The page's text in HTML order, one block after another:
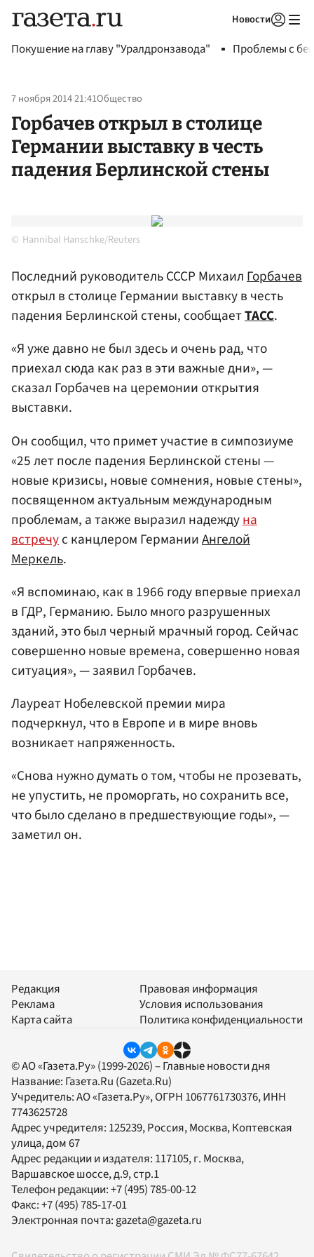
Новости
Покушение на главу "Уралдронзавода" Проблемы с
7 ноября 2014 21:41Общество
Горбачев открыл в столице
Германии выставку в честь
падения Берлинской стены
Hannibal Hanschke/Reuters
Последний руководитель СССР МихаилГорбачев
открыл в столице Германии выставку в честь
падения Берлинской стены, сообщаетТАСС.
«Я уже давно не был здесь и очень рад, что
приехал сюда как раз в эти важные дни», —
сказал Горбачев на церемонии открытия
выставки.
Он сообщил, что примет участие в симпозиуме
«25 лет после падения Берлинской стены —
новые кризисы, новые сомнения, новые стены»,
посвященном актуальным международным
проблемам, а также выразил надеждуна
встречус канцлером ГерманииАнгелой
Меркель.
«Я вспоминаю, как в 1966 году впервые приехал
в ГДР, Германию. Было много разрушенных
зданий, это был черный мрачный город. Сейчас
совершенно новые времена, совершенно новая
ситуация», — заявил Горбачев.
Лауреат Нобелевской премии мира
подчеркнул, что в Европе и в мире вновь
возникает напряженность.
«Снова нужно думать о том, чтобы не прозевать,
не упустить, не проморгать, но сохранить все,
что было сделано в предшествующие годы», —
заметил он.
Редакция
Реклама
Карта сайта
Правовая информация
Условия использования
Политика конфиденциальности
© АО «Газета.Ру» (1999-2026) – Главные новости дня
Название: Газета.Ru (Gazeta.Ru)
Учредитель:АО «Газета.Ру», ОГРН 1067761730376, ИНН
7743625728
Адрес учредителя: 125239, Россия, Москва, Коптевская
улица, дом 67
Адрес редакции и издателя: 117105, г. Москва,
Варшавское шоссе, д.9, стр.1
Телефон редакции:+7 (495) 785-00-12
Факс:+7 (495) 785-17-01
Электронная почта:gazeta@gazeta.ru